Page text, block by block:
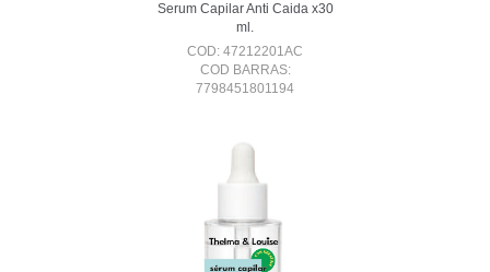
Serum Capilar Anti Caida x30
ml.
COD: 47212201AC
COD BARRAS:
7798451801194